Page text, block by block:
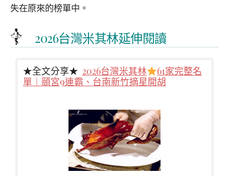
失在原來的榜單中。
2026台灣米其林延伸閱讀
★全文分享★ 2026台灣米其林
61家完整名
單｜頤宮9連霸、台南新竹摘星開胡